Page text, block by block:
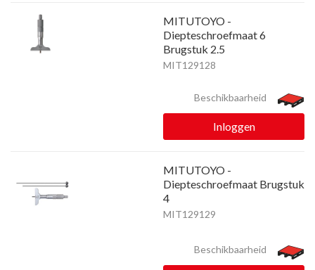
MITUTOYO -
Diepteschroefmaat 6
Brugstuk 2.5
MIT129128
Beschikbaarheid
Inloggen
MITUTOYO -
Diepteschroefmaat Brugstuk
4
MIT129129
Beschikbaarheid